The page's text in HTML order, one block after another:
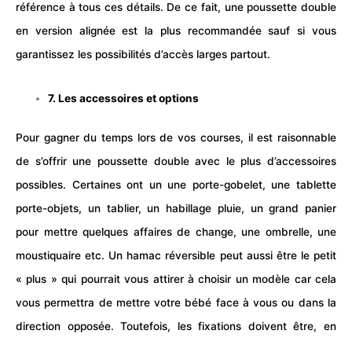
référence à tous ces détails. De ce fait, une poussette double
en version alignée est la plus recommandée sauf si vous
garantissez les possibilités d’accès larges partout.
7. Les accessoires et options
Pour gagner du temps lors de vos courses, il est raisonnable
de s’offrir une poussette double avec le plus d’accessoires
possibles. Certaines ont un une porte-gobelet, une tablette
porte-objets, un tablier, un habillage pluie, un grand panier
pour mettre quelques affaires de change, une ombrelle, une
moustiquaire etc. Un hamac réversible peut aussi être le petit
« plus » qui pourrait vous attirer à choisir un modèle car cela
vous permettra de mettre votre bébé face à vous ou dans la
direction opposée. Toutefois, les fixations doivent être, en